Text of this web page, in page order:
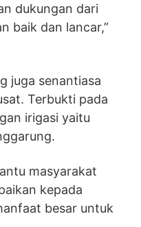
dukungan dari
baik dan lancar,”
juga senantiasa
Terbukti pada
irigasi yaitu
masyarakat
kepada
besar untuk